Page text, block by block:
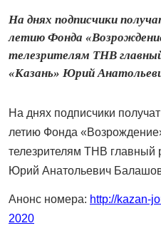
На днях подписчики
летию Фонда
телезрителям ТНВ
«Казань» Юрий
На днях подписчики
летию Фонда
телезрителям ТНВ главный
Юрий Анатольевич
Анонс номера: http://kazan-
2020